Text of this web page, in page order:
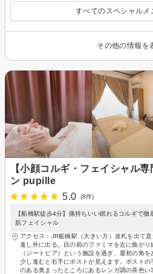
すべてのスペシャルメ
その他の情報を
【小顔コルギ・フェイシャル
ン pupille
5.0
(8件)
【船橋駅徒歩4分】痛持ちいい眠れるコルギで
肌フェイシャル
アクセス：JR船橋駅（大きい方）改札を出て
進し外に出る。目の前のファミマを左に曲が
（ジートピア）という施設を過ぎ、最初の角
少し進むと右手にポストが見えます。ポスト
のある奥まったところにあるレンガ調の茶色